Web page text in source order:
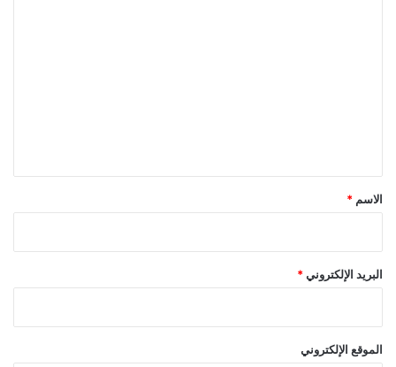
*
الاسم *
البريد الإلكتروني *
الموقع الإلكتروني